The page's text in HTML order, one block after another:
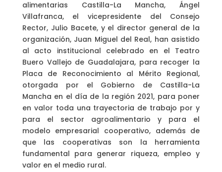
alimentarias Castilla-La Mancha, Ángel
Villafranca, el vicepresidente del Consejo
Rector, Julio Bacete, y el director general de la
organización, Juan Miguel del Real, han asistido
al acto institucional celebrado en el Teatro
Buero Vallejo de Guadalajara, para recoger la
Placa de Reconocimiento al Mérito Regional,
otorgada por el Gobierno de Castilla-La
Mancha en el día de la región 2021, para poner
en valor toda una trayectoria de trabajo por y
para el sector agroalimentario y para el
modelo empresarial cooperativo, además de
que las cooperativas son la herramienta
fundamental para generar riqueza, empleo y
valor en el medio rural.